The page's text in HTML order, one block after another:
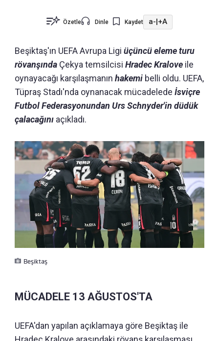
Özetle Dinle Kaydet a-|+A
Beşiktaş'ın UEFA Avrupa Ligi üçüncü eleme turu
rövanşında Çekya temsilcisi Hradec Kralove ile
oynayacağı karşılaşmanın hakemi belli oldu. UEFA,
Tüpraş Stadı'nda oynanacak mücadelede İsviçre
Futbol Federasyonundan Urs Schnyder'in düdük
çalacağını açıkladı.
Beşiktaş
MÜCADELE 13 AĞUSTOS'TA
UEFA'dan yapılan açıklamaya göre Beşiktaş ile